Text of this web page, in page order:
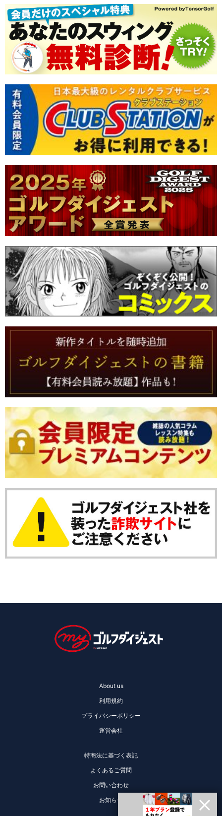
About us
利用規約
プライバシーポリシー
運営会社
特商法に基づく表記
よくあるご質問
お問い合わせ
お知らせ